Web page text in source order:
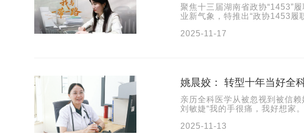
聚焦十三届湖南省政协“1453”
业新气象，特推出“政协1453履
2025-11-17
姚晨姣： 转型十年当好全
亲历全科医学从被忽视到被信
刘敏婕“我的手很痛，我好想家
2025-11-13